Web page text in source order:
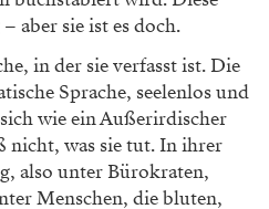
aber sie ist es doch.
in der sie verfasst ist. Die
Sprache, seelenlos und
wie ein Außerirdischer
nicht, was sie tut. In ihrer
also unter Bürokraten,
Menschen, die bluten,